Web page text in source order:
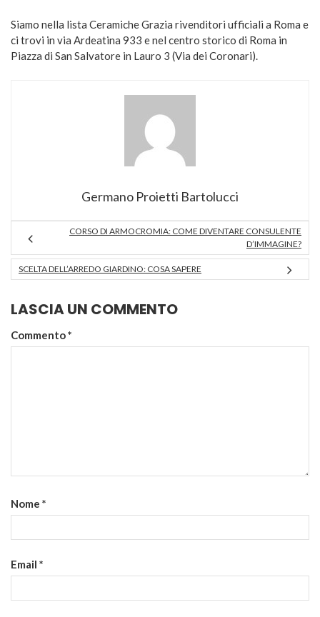
Siamo nella lista Ceramiche Grazia rivenditori ufficiali a Roma e
ci trovi in via Ardeatina 933 e nel centro storico di Roma in
Piazza di San Salvatore in Lauro 3 (Via dei Coronari).
Germano Proietti Bartolucci
CORSO DI ARMOCROMIA: COME DIVENTARE CONSULENTE
D’IMMAGINE?
SCELTA DELL’ARREDO GIARDINO: COSA SAPERE
LASCIA UN COMMENTO
Commento*
Nome *
Email *